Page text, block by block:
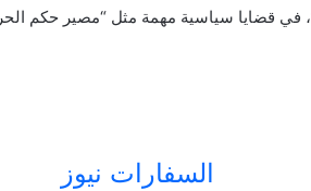
في قضايا سياسية مهمة مثل “مصير حكم
السفارات نيوز